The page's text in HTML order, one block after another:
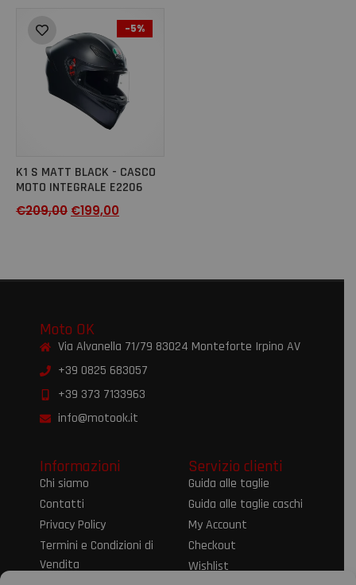
-5%
K1 S MATT BLACK - CASCO
MOTO INTEGRALE E2206
€209,00 €199,00
Moto OK
Via Alvanella 71/79 83024 Monteforte Irpino AV
+39 0825 683057
+39 373 7133963
info@motook.it
Informazioni
Chi siamo
Contatti
Privacy Policy
Termini e Condizioni di
Vendita
Servizio clienti
Guida alle taglie
Guida alle taglie caschi
My Account
Checkout
Wishlist